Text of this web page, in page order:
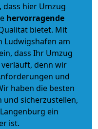
dass hier Umzug
hervorragende
bietet. Mit
Ludwigshafen am
dass Ihr Umzug
verläuft, denn wir
und
haben die besten
und sicherzustellen,
ein
ist.